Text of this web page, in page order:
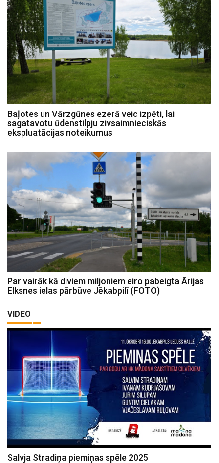
Baļotes un Vārzgūnes ezerā veic izpēti, lai
sagatavotu ūdenstilpju zivsaimnieciskās
ekspluatācijas noteikumus
Par vairāk kā diviem miljoniem eiro pabeigta Ārijas
Elksnes ielas pārbūve Jēkabpilī (FOTO)
VIDEO
Salvja Stradiņa piemiņas spēle 2025